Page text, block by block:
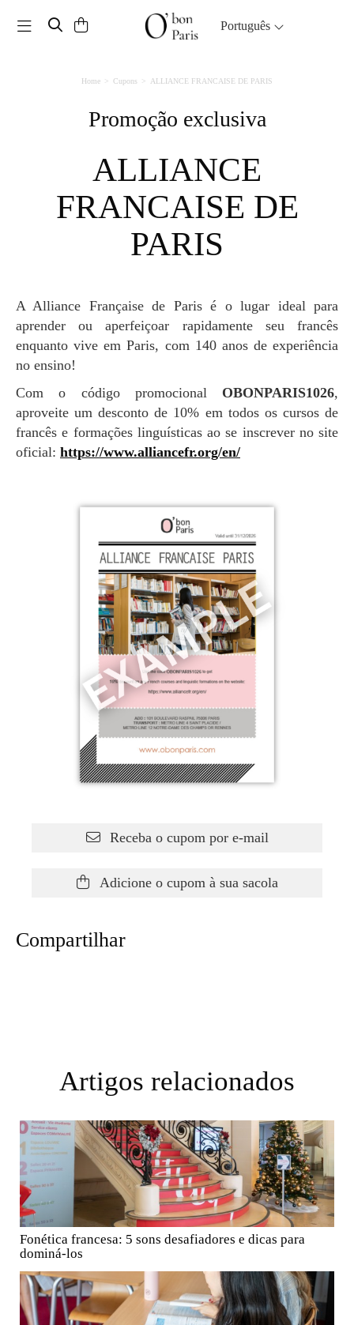
Toggle navigation Português
Home Cupons ALLIANCE FRANCAISE DE PARIS
Promoção exclusiva
ALLIANCE
FRANCAISE DE
PARIS
A Alliance Française de Paris é o lugar ideal para
aprender ou aperfeiçoar rapidamente seu francês
enquanto vive em Paris, com 140 anos de experiência
no ensino!
Com o código promocional OBONPARIS1026,
aproveite um desconto de 10% em todos os cursos de
francês e formações linguísticas ao se inscrever no site
oficial: https://www.alliancefr.org/en/
Receba o cupom por e-mail
Adicione o cupom à sua sacola
Compartilhar
Artigos relacionados
Fonética francesa: 5 sons desafiadores e dicas para
dominá-los